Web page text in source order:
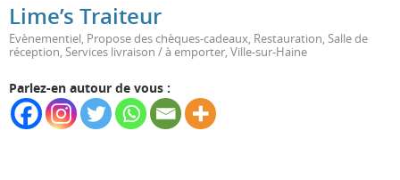
Lime’s Traiteur
Evènementiel, Propose des chèques-cadeaux, Restauration, Salle de
réception, Services livraison / à emporter, Ville-sur-Haine
Parlez-en autour de vous :